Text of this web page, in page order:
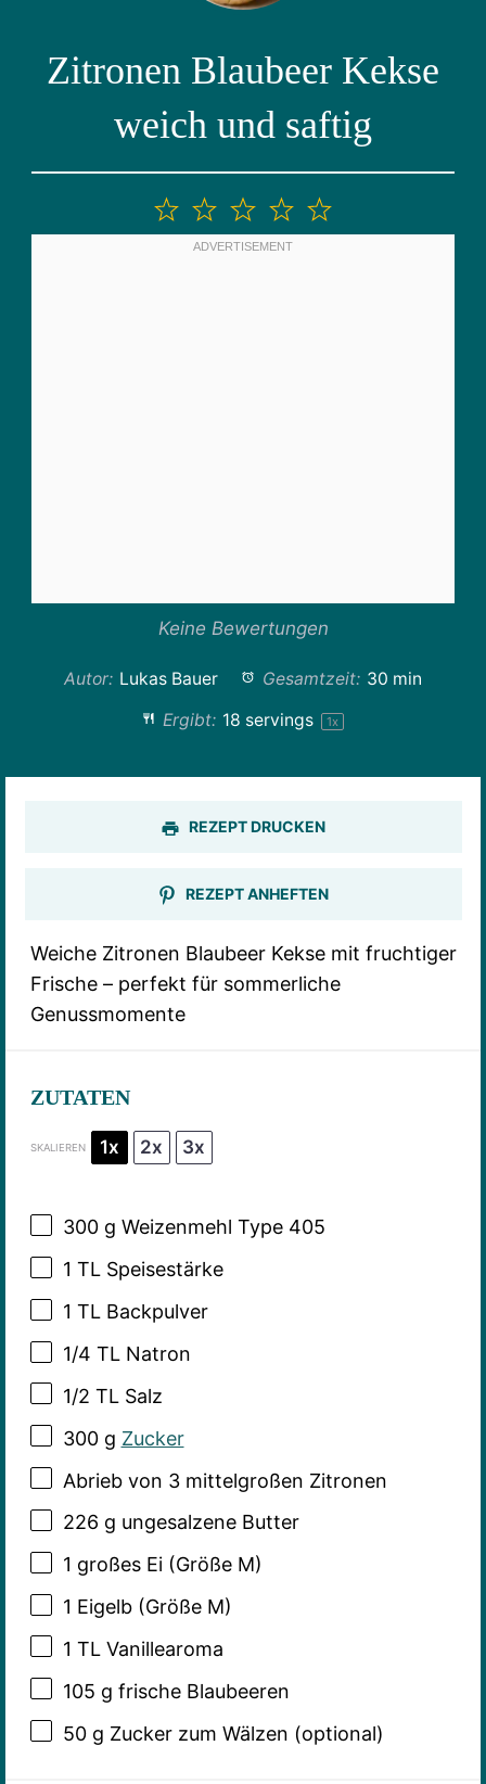
Zitronen Blaubeer Kekse
weich und saftig
5
4
Sterne
3
Sterne
2
Sterne
1
Stern
Keine Bewertungen
Autor: Lukas Bauer Gesamtzeit: 30 min
Ergibt: 18 servings 1x
REZEPT DRUCKEN
REZEPT ANHEFTEN
Weiche Zitronen Blaubeer Kekse mit fruchtiger
Frische – perfekt für sommerliche
Genussmomente
ZUTATEN
SKALIEREN 1x 2x 3x
300 g Weizenmehl Type 405
1 TL Speisestärke
1 TL Backpulver
1/4 TL Natron
1/2 TL Salz
300 g Zucker
Abrieb von 3mittelgroßen Zitronen
226 g ungesalzene Butter
1 großes Ei (Größe M)
1 Eigelb (Größe M)
1 TL Vanillearoma
105 g frische Blaubeeren
50 g Zucker zum Wälzen (optional)